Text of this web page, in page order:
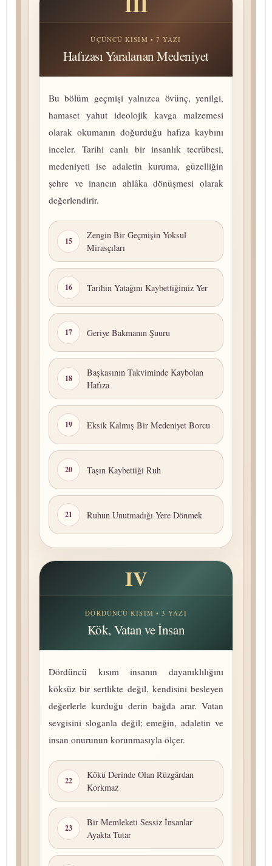
ÜÇÜNCÜ KISIM • 7 YAZI
Hafızası Yaralanan Medeniyet
Bu bölüm geçmişi yalnızca övünç, yenilgi,
hamaset yahut ideolojik kavga malzemesi
olarak okumanın doğurduğu hafıza kaybını
inceler. Tarihi canlı bir insanlık tecrübesi,
medeniyeti ise adaletin kuruma, güzelliğin
şehre ve inancın ahlâka dönüşmesi olarak
değerlendirir.
15
Zengin Bir Geçmişin Yoksul
Mirasçıları
16 Tarihin Yatağını Kaybettiğimiz Yer
17 Geriye Bakmanın Şuuru
18
Başkasının Takviminde Kaybolan
Hafıza
19 Eksik Kalmış Bir Medeniyet Borcu
20 Taşın Kaybettiği Ruh
21 Ruhun Unutmadığı Yere Dönmek
IV
DÖRDÜNCÜ KISIM • 3 YAZI
Kök, Vatan ve İnsan
Dördüncü kısım insanın dayanıklılığını
köksüz bir sertlikte değil, kendisini besleyen
değerlerle kurduğu derin bağda arar. Vatan
sevgisini sloganla değil; emeğin, adaletin ve
insan onurunun korunmasıyla ölçer.
22
Kökü Derinde Olan Rüzgârdan
Korkmaz
23
Bir Memleketi Sessiz İnsanlar
Ayakta Tutar